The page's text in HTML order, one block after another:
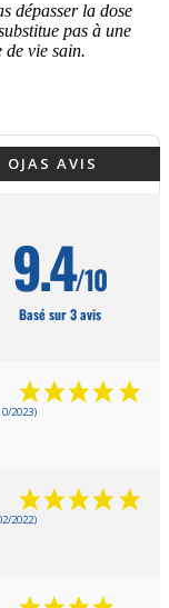
dépasser la dose
pas à une
vie sain.
AVIS
9.4/10
Basé sur 3 avis
2023)
2022)